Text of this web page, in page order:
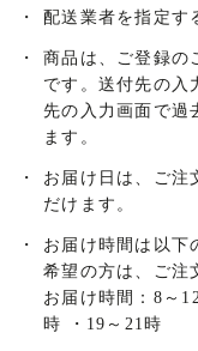
・ 配送業者を指定す
・
商品は、ご登録の
です。送付先の入
先の入力画面で過
ます。
・
お届け日は、ご注
だけます。
・
お届け時間は以下
希望の方は、ご注
お届け時間：8～
時
・ 19～21時